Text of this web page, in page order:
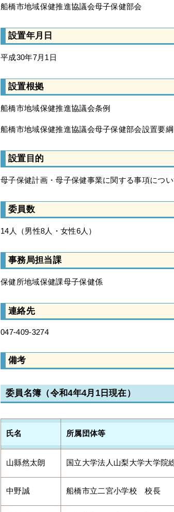
船橋市地域保健推進協議会母子保健部会
設置年月日
平成30年7月1日
設置根拠
船橋市地域保健推進協議会条例
船橋市地域保健推進協議会母子保健部会設置要綱
設置目的
母子保健計画・母子保健事業に関する事項につ
委員数
14人（男性8人・女性6人）
事務局担当課
保健所地域保健課母子保健係
連絡先
047-409-3274
備考
委員名簿（令和4年4月1日現在）
氏名 所属団体等
山縣然太朗 国立大学法人山梨大学大学
中野誠 船橋市立二宮小学校 校長